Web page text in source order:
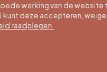
werking van de
deze accepteren,
raadplegen.